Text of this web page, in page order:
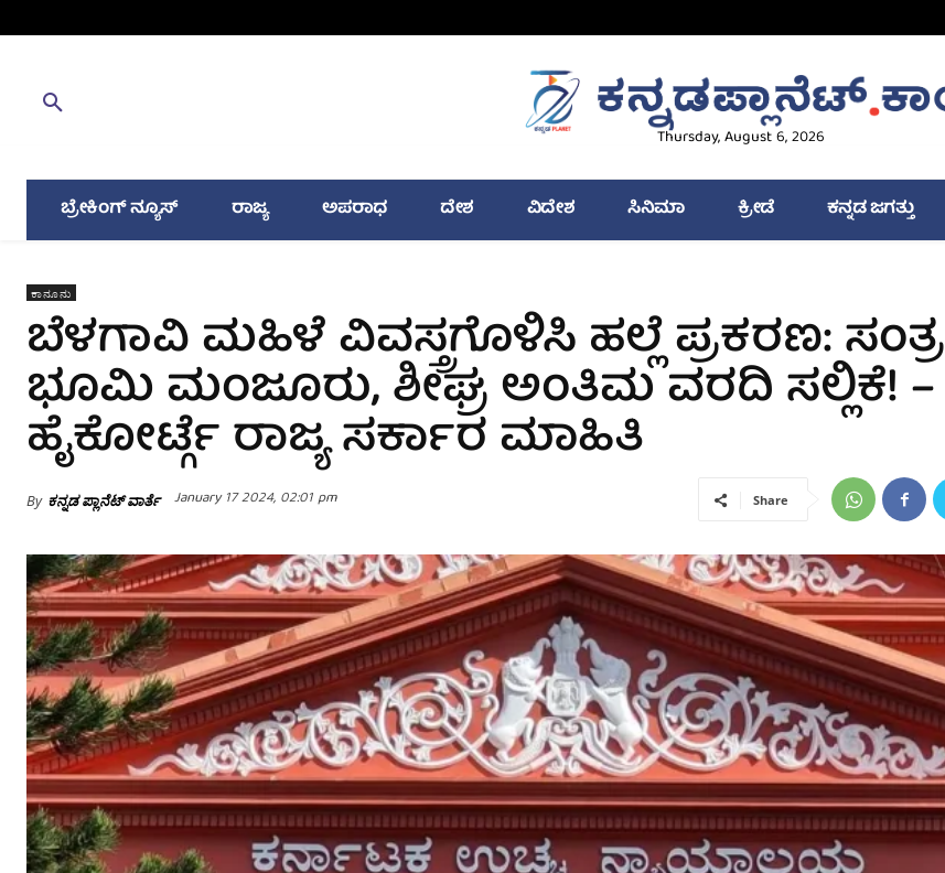
Thursday, August 6, 2026
ಬ್ರೇಕಿಂಗ್ ನ್ಯೂಸ್ ರಾಜ್ಯ ಅಪರಾಧ ದೇಶ ವಿದೇಶ ಸಿನಿಮಾ ಕ್ರೀಡೆ ಕನ್ನಡ ಜಗತ್ತು
ಕಾನೂನು
ಬೆಳಗಾವಿ ಮಹಿಳೆ ವಿವಸ್ತ್ರಗೊಳಿಸಿ ಹಲ್ಲೆ ಪ್ರಕರಣ:
ಭೂಮಿ ಮಂಜೂರು, ಶೀ‌ಘ್ರ ಅಂತಿಮ ವರದಿ ಸಲ್ಲಿಕೆ! –
ಹೈಕೋರ್ಟ್ಗೆ ರಾಜ್ಯ ಸರ್ಕಾರ ಮಾಹಿತಿ
By ಕನ್ನಡ ಪ್ಲಾನೆಟ್ ವಾರ್ತೆ January 17 2024, 02:01 pm Share